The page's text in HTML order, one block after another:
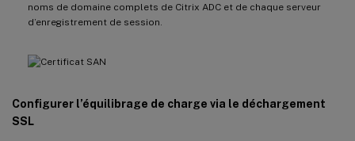
noms de domaine complets de Citrix ADC et de chaque serveur
d’enregistrement de session.
Configurer l’équilibrage de charge via le déchargement
SSL